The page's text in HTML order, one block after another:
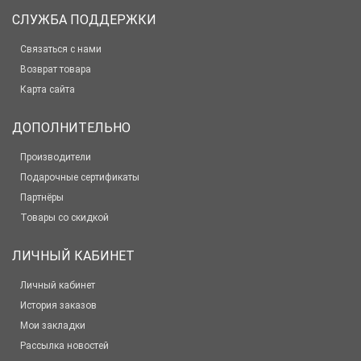
СЛУЖБА ПОДДЕРЖКИ
Связаться с нами
Возврат товара
Карта сайта
ДОПОЛНИТЕЛЬНО
Производители
Подарочные сертификаты
Партнёры
Товары со скидкой
ЛИЧНЫЙ КАБИНЕТ
Личный кабинет
История заказов
Мои закладки
Рассылка новостей